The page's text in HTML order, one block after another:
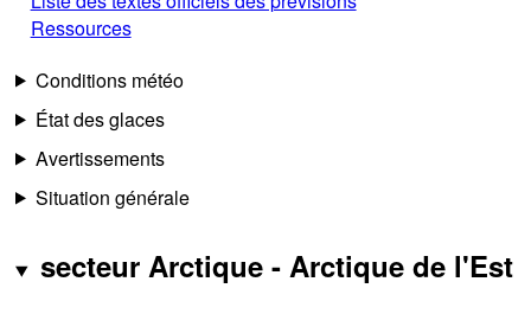
Ressources
Conditions météo
État des glaces
Avertissements
Situation générale
secteur Arctique - Arctique de l'Est